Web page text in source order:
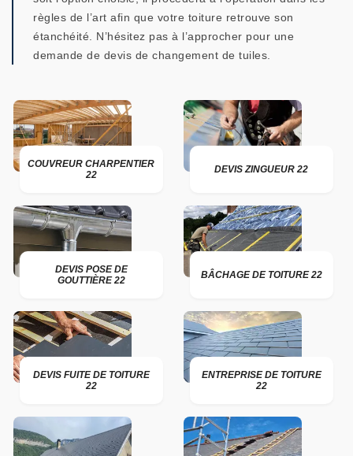
règles de l’art afin que votre toiture retrouve son
étanchéité. N’hésitez pas à l’approcher pour une
demande de devis de changement de tuiles.
COUVREUR CHARPENTIER
22
DEVIS ZINGUEUR 22
DEVIS POSE DE
GOUTTIÈRE 22
BÂCHAGE DE TOITURE 22
DEVIS FUITE DE TOITURE
22
ENTREPRISE DE TOITURE
22